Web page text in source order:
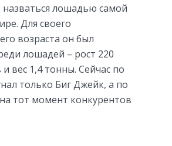
лошадью самой
Для своего
возраста он был
лошадей – рост 220
вес 1,4 тонны. Сейчас по
только Биг Джейк, а по
тот момент конкурентов